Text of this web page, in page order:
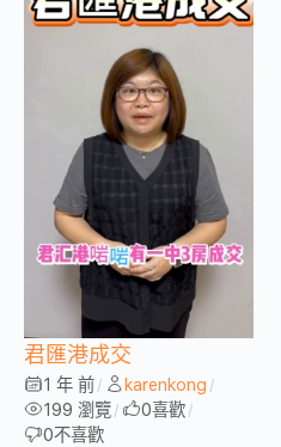
君匯港成交
1 年 前 / karenkong /
199 瀏覽 / 0喜歡 /
0不喜歡